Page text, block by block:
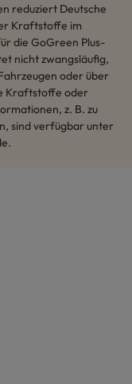
reduziert Deutsche
Kraftstoffe im
die GoGreen Plus-
nicht zwangsläufig,
oder über
Kraftstoffe oder
z. B. zu
sind verfügbar unter